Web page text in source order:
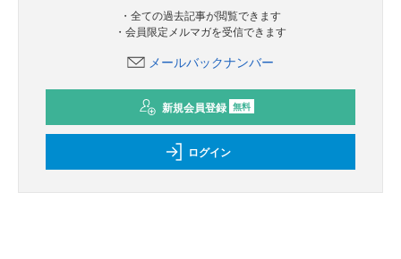
・全ての過去記事が閲覧できます
・会員限定メルマガを受信できます
メールバックナンバー
新規会員登録 無料
ログイン